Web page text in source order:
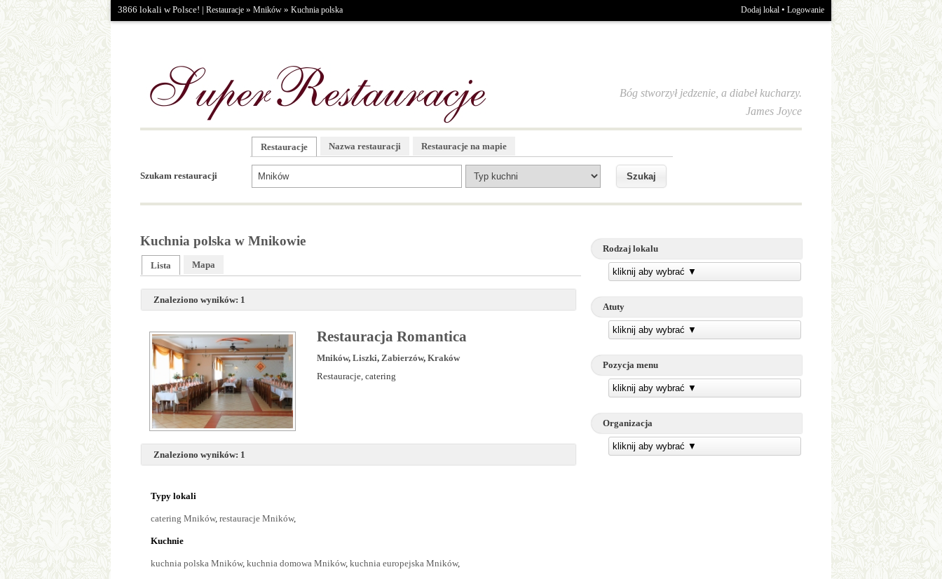
3866 lokali w Polsce! | Restauracje » Mników » Kuchnia polska Dodaj lokal • Logowanie
Bóg stworzył jedzenie, a diabeł kucharzy.
James Joyce
Szukam restauracji
Restauracje Nazwa restauracji Restauracje na mapie
Rodzaj lokalu
kliknij aby wybrać ▼
Atuty
kliknij aby wybrać ▼
Pozycja menu
kliknij aby wybrać ▼
Organizacja
kliknij aby wybrać ▼
Kuchnia polska w Mnikowie
Lista Mapa
Znaleziono wyników: 1
Restauracja Romantica
Mników, Liszki, Zabierzów, Kraków
Restauracje, catering
Znaleziono wyników: 1
Typy lokali
catering Mników, restauracje Mników,
Kuchnie
kuchnia polska Mników, kuchnia domowa Mników, kuchnia europejska Mników,